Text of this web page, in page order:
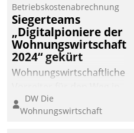
Betriebskostenabrechnung
Siegerteams
„Digitalpioniere der
Wohnungswirtschaft
2024“ gekürt
Wohnungswirtschaftliche
eine digitale Zukunft zu
finden, ist das Ziel des
DW Die
Wohnungswirtschaft